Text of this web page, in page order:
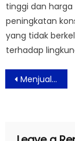
tinggi dan
peningkatan
yang tidak
terhadap
Post
Menjual Dan Membeli Emas Masih Jadi Tren